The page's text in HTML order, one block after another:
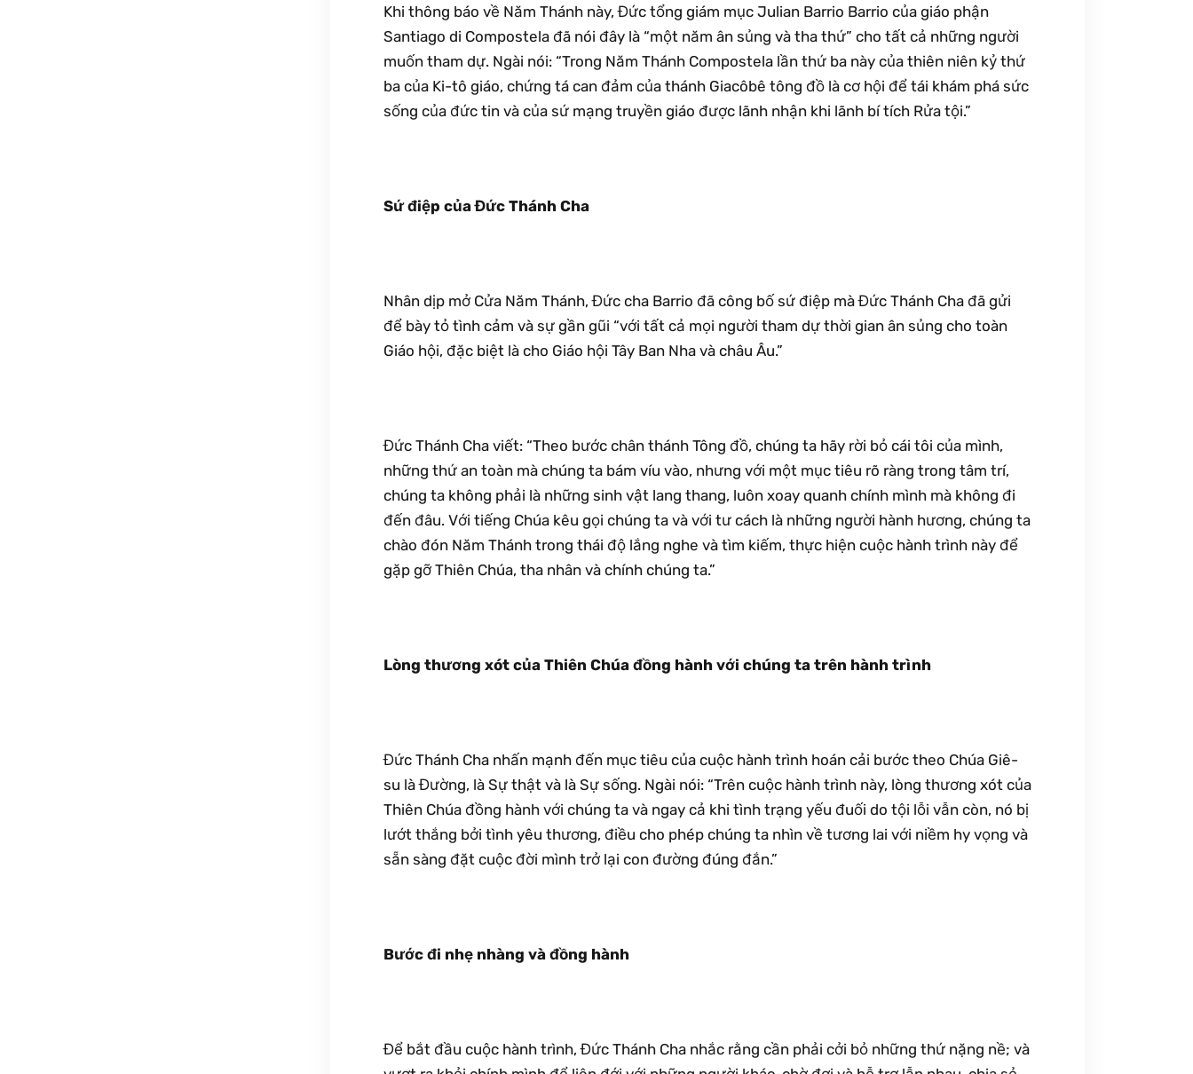
Khi thông báo về Năm Thánh này, Đức tổng giám mục Julian Barrio Barrio của giáo phận
Santiago di Compostela đã nói đây là “một năm ân sủng và tha thứ” cho tất cả những người
muốn tham dự. Ngài nói: “Trong Năm Thánh Compostela lần thứ ba này của thiên niên kỷ thứ
ba của Ki-tô giáo, chứng tá can đảm của thánh Giacôbê tông đồ là cơ hội để tái khám phá sức
sống của đức tin và của sứ mạng truyền giáo được lãnh nhận khi lãnh bí tích Rửa tội.”
Sứ điệp của Đức Thánh Cha
Nhân dịp mở Cửa Năm Thánh, Đức cha Barrio đã công bố sứ điệp mà Đức Thánh Cha đã gửi
để bày tỏ tình cảm và sự gần gũi “với tất cả mọi người tham dự thời gian ân sủng cho toàn
Giáo hội, đặc biệt là cho Giáo hội Tây Ban Nha và châu Âu.”
Đức Thánh Cha viết: “Theo bước chân thánh Tông đồ, chúng ta hãy rời bỏ cái tôi của mình,
những thứ an toàn mà chúng ta bám víu vào, nhưng với một mục tiêu rõ ràng trong tâm trí,
chúng ta không phải là những sinh vật lang thang, luôn xoay quanh chính mình mà không đi
đến đâu. Với tiếng Chúa kêu gọi chúng ta và với tư cách là những người hành hương, chúng ta
chào đón Năm Thánh trong thái độ lắng nghe và tìm kiếm, thực hiện cuộc hành trình này để
gặp gỡ Thiên Chúa, tha nhân và chính chúng ta.”
Lòng thương xót của Thiên Chúa đồng hành với chúng ta trên hành trình
Đức Thánh Cha nhấn mạnh đến mục tiêu của cuộc hành trình hoán cải bước theo Chúa Giê-
su là Đường, là Sự thật và là Sự sống. Ngài nói: “Trên cuộc hành trình này, lòng thương xót của
Thiên Chúa đồng hành với chúng ta và ngay cả khi tình trạng yếu đuối do tội lỗi vẫn còn, nó bị
lướt thắng bởi tình yêu thương, điều cho phép chúng ta nhìn về tương lai với niềm hy vọng và
sẵn sàng đặt cuộc đời mình trở lại con đường đúng đắn.”
Bước đi nhẹ nhàng và đồng hành
Để bắt đầu cuộc hành trình, Đức Thánh Cha nhắc rằng cần phải cởi bỏ những thứ nặng nề; và